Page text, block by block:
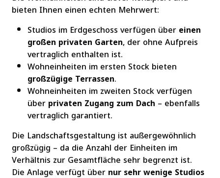
bieten Ihnen einen echten Mehrwert:
Studios im Erdgeschoss verfügen übereinen
großen privaten Garten, der ohne Aufpreis
vertraglich enthalten ist.
Wohneinheiten im ersten Stock bieten
großzügige Terrassen.
Wohneinheiten im zweiten Stock verfügen
überprivaten Zugang zum Dach – ebenfalls
vertraglich garantiert.
Die Landschaftsgestaltung ist außergewöhnlich
großzügig – da die Anzahl der Einheiten im
Verhältnis zur Gesamtfläche sehr begrenzt ist.
Die Anlage verfügt übernur sehr wenige Studios